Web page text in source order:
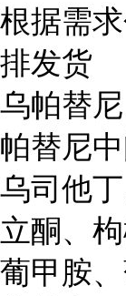
根据需
排发货
乌帕替
帕替尼
乌司他
立酮、
葡甲胺